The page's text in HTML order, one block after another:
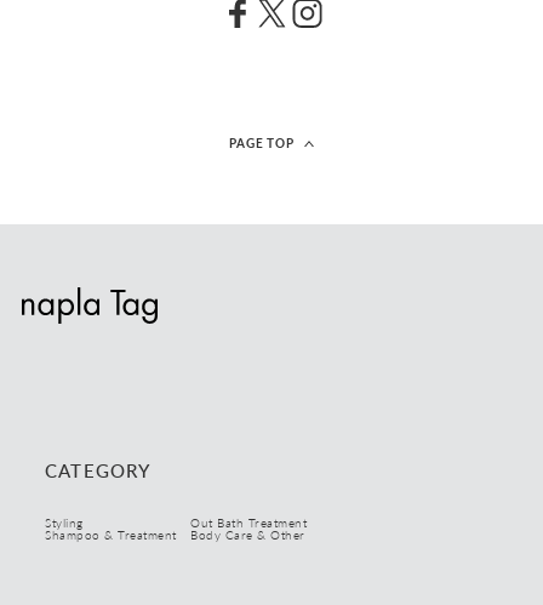
PAGE TOP
CATEGORY
Styling Out Bath Treatment
Shampoo & Treatment Body Care & Other